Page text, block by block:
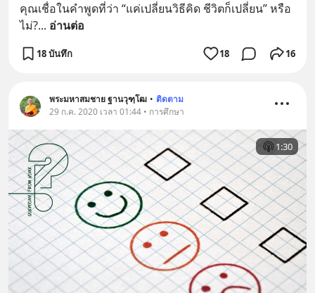
คุณเชื่อในคำพูดที่ว่า “แค่เปลี่ยนวิธีคิด ชีวิตก็เปลี่ยน” หรือ
ไม่?... อ่านต่อ
18 บันทึก 18 16
พระมหาสมชาย ฐานวุฑฺโฒ • ติดตาม
29 ก.ค. 2020 เวลา 01:44 • การศึกษา
1:30